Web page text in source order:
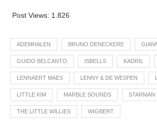
Post Views: 1.826
ADEMHALEN BRUNO DENECKERE
GUIDO BELCANTO ISBELLS KADRIL
LENNAERT MAES LENNY & DE WESPEN
LITTLE KIM MARBLE SOUNDS STARMAN
THE LITTLE WILLIES WIGBERT